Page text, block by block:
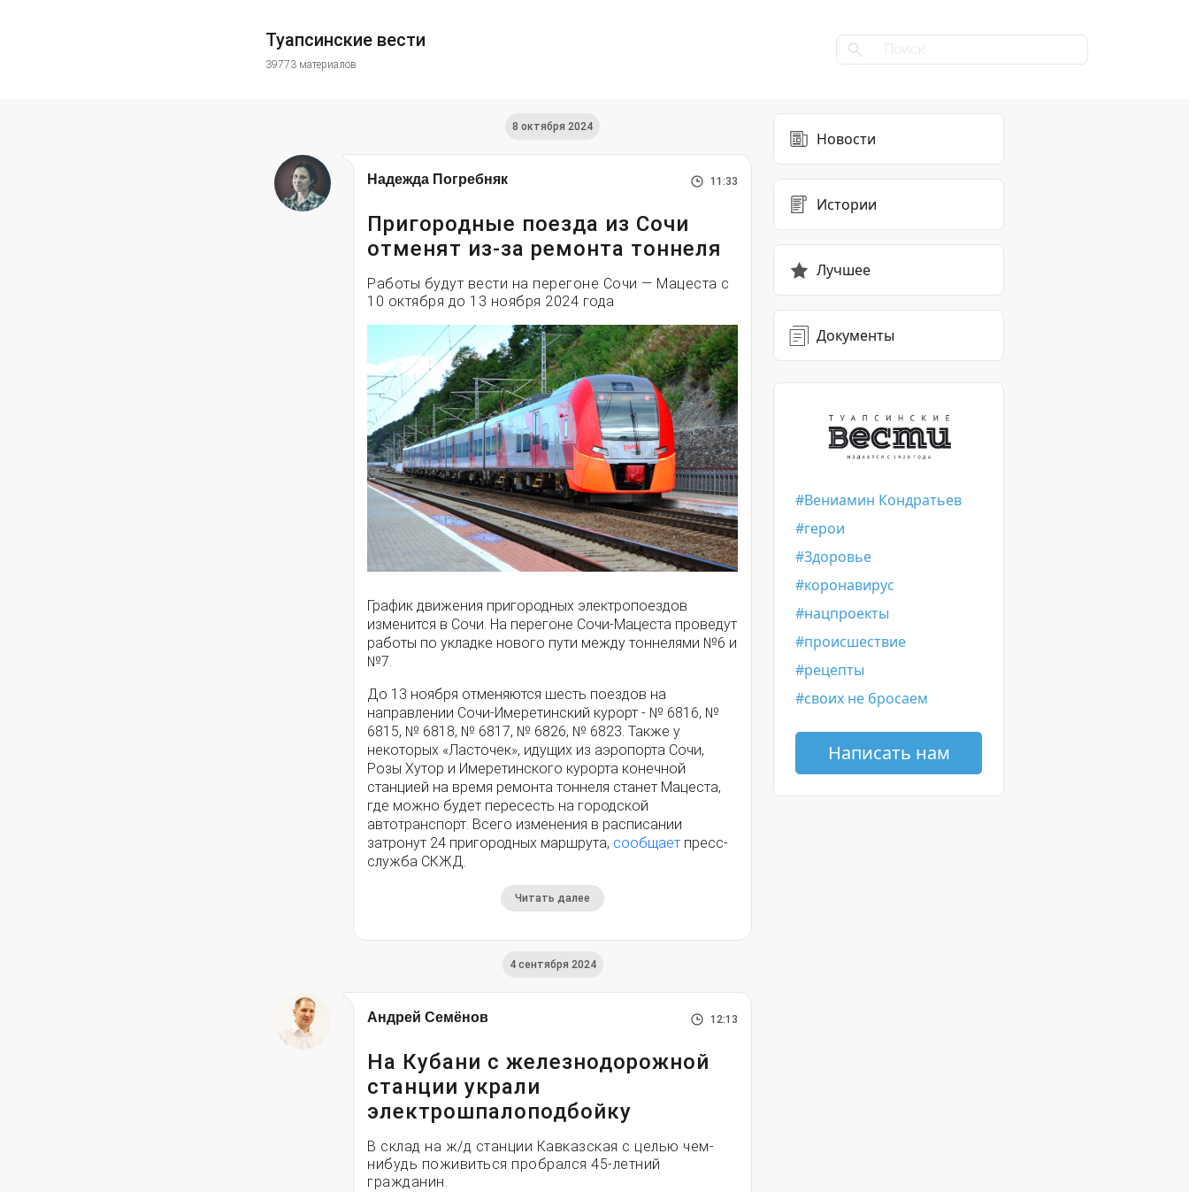
Туапсинские вести
39773 материалов
8 октября 2024
Надежда Погребняк 11:33
Пригородные поезда из Сочи
отменят из-за ремонта тоннеля
Работы будут вести на перегоне Сочи — Мацеста с
10 октября до 13 ноября 2024 года
График движения пригородных электропоездов
изменится в Сочи. На перегоне Сочи-Мацеста проведут
работы по укладке нового пути между тоннелями №6 и
№7.
До 13 ноября отменяются шесть поездов на
направлении Сочи-Имеретинский курорт - № 6816, №
6815, № 6818, № 6817, № 6826, № 6823. Также у
некоторых «Ласточек», идущих из аэропорта Сочи,
Розы Хутор и Имеретинского курорта конечной
станцией на время ремонта тоннеля станет Мацеста,
где можно будет пересесть на городской
автотранспорт. Всего изменения в расписании
затронут 24 пригородных маршрута, сообщает пресс-
служба СКЖД.
Читать далее
4 сентября 2024
Андрей Семёнов 12:13
На Кубани с железнодорожной
станции украли
электрошпалоподбойку
В склад на ж/д станции Кавказская с целью чем-
нибудь поживиться пробрался 45-летний
гражданин.
Новости
Истории
Лучшее
Документы
Вениамин Кондратьев
герои
Здоровье
коронавирус
нацпроекты
происшествие
рецепты
своих не бросаем
Написать нам